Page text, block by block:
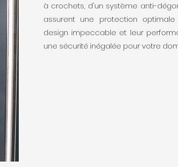
à crochets, d'un système anti-
assurent une protection
design impeccable et leur
une sécurité inégalée pour votre